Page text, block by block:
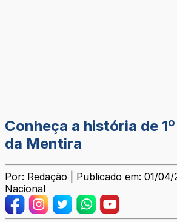
Conheça a história de
da Mentira
Por: Redação | Publicado em: 01/
Nacional